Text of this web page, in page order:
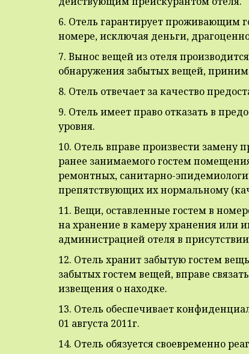
6. Отель гарантирует проживающим
номере, исключая деньги,
7. Вынос вещей из отеля
обнаружения забытых вещей,
8. Отель отвечает за качество
9. Отель имеет право отказать в
уровня.
10. Отель вправе произвести замену
ранее занимаемого гостем
ремонтных, санитарно-
препятствующих их нормальному
11. Вещи, оставленные гостем в
на хранение в камеру хранения или
администрацией отеля в
12. Отель хранит забытую гостем
забытых гостем вещей, вправе
извещения о находке.
13. Отель обеспечивает
01 августа 2011г.
14. Отель обязуется своевременно